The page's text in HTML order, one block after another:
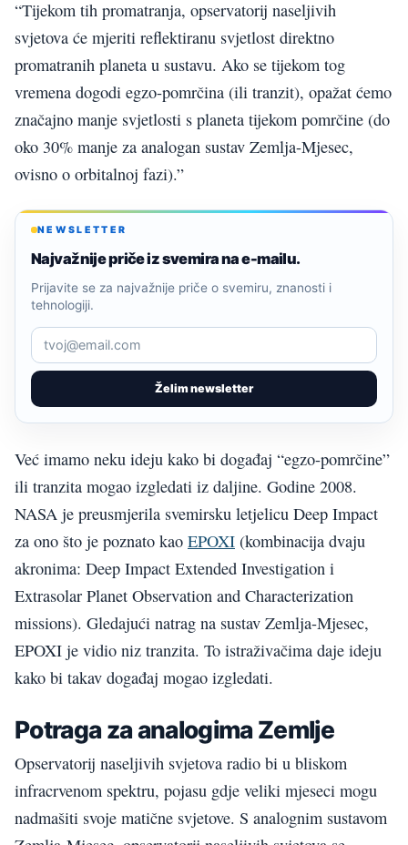
“Tijekom tih promatranja, opservatorij naseljivih
svjetova će mjeriti reflektiranu svjetlost direktno
promatranih planeta u sustavu. Ako se tijekom tog
vremena dogodi egzo-pomrčina (ili tranzit), opažat ćemo
značajno manje svjetlosti s planeta tijekom pomrčine (do
oko 30% manje za analogan sustav Zemlja-Mjesec,
ovisno o orbitalnoj fazi).”
NEWSLETTER
Najvažnije priče iz svemira na e-mailu.
Želim newsletter
Prijavite se za najvažnije priče o svemiru, znanosti i
tehnologiji.
Već imamo neku ideju kako bi događaj “egzo-pomrčine”
ili tranzita mogao izgledati iz daljine. Godine 2008.
NASA je preusmjerila svemirsku letjelicu Deep Impact
za ono što je poznato kao EPOXI (kombinacija dvaju
akronima: Deep Impact Extended Investigation i
Extrasolar Planet Observation and Characterization
missions). Gledajući natrag na sustav Zemlja-Mjesec,
EPOXI je vidio niz tranzita. To istraživačima daje ideju
kako bi takav događaj mogao izgledati.
Potraga za analogima Zemlje
Opservatorij naseljivih svjetova radio bi u bliskom
infracrvenom spektru, pojasu gdje veliki mjeseci mogu
nadmašiti svoje matične svjetove. S analognim sustavom